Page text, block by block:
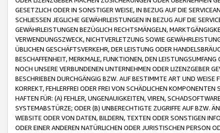
GESETZLICH ODER IN SONSTIGER WEISE, IN BEZUG AUF DIE
SCHLIESSEN JEGLICHE GEWÄHRLEISTUNGEN IN BEZUG AUF DIE
GEWÄHRLEISTUNGEN BEZÜGLICH RECHTSMÄNGELN,
VERWENDUNGSZWECK, NICHTVERLETZUNG SOWIE
ÜBLICHEN GESCHÄFTSVERKEHR, DER LEISTUNG ODER
BESCHAFFENHEIT, MERKMALE, FUNKTIONEN, DEN
NOCH UNSERE VERBUNDENEN UNTERNEHMEN ODER LIZENZGEBER
BESCHRIEBEN DURCHGÄNGIG BZW. AUF BESTIMMTE ART UND
KORREKT, FEHLERFREI ODER FREI VON SCHÄDLICHEN
HAFTEN FÜR: (A) FEHLER, UNGENAUIGKEITEN, VIREN,
SYSTEMABSTÜRZE; ODER (B) UNBERECHTIGTE ZUGRIFFE AUF BZW.
WEBSITE ODER VON DATEN, BILDERN, TEXTEN ODER SONSTIGEN
ODER EINER ANDEREN NATÜRLICHEN ODER JURISTISCHEN PERSON